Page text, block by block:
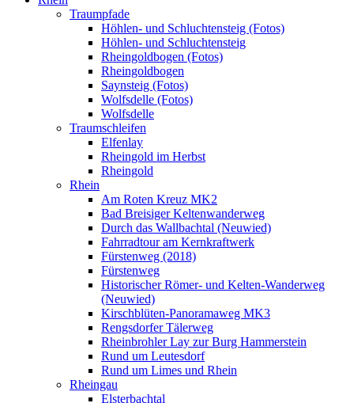
Traumpfade
Höhlen- und Schluchtensteig (Fotos)
Höhlen- und Schluchtensteig
Rheingoldbogen (Fotos)
Rheingoldbogen
Saynsteig (Fotos)
Wolfsdelle (Fotos)
Wolfsdelle
Traumschleifen
Elfenlay
Rheingold im Herbst
Rheingold
Rhein
Am Roten Kreuz MK2
Bad Breisiger Keltenwanderweg
Durch das Wallbachtal (Neuwied)
Fahrradtour am Kernkraftwerk
Fürstenweg (2018)
Fürstenweg
Historischer Römer- und Kelten-Wanderweg
(Neuwied)
Kirschblüten-Panoramaweg MK3
Rengsdorfer Tälerweg
Rheinbrohler Lay zur Burg Hammerstein
Rund um Leutesdorf
Rund um Limes und Rhein
Rheingau
Elsterbachtal